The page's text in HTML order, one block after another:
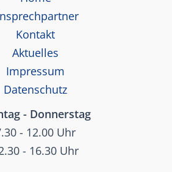
Kontakt
Aktuelles
Impressum
Datenschutz
- Donnerstag
- 12.00 Uhr
- 16.30 Uhr